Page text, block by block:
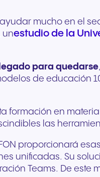
mucho en el
unestudio de la
para quedarse
de educación
formación en
las
proporcionará
unificadas. Su
Teams. De este